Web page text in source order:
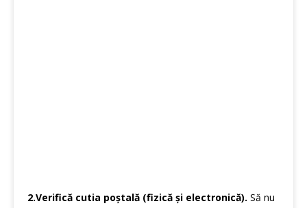
2.Verifică cutia poștală (fizică și electronică). Să nu